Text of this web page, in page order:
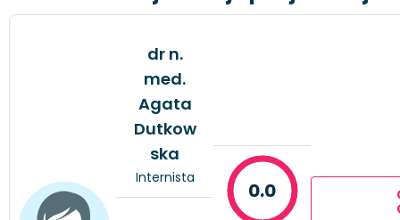
dr n.
med.
Agata
Dutkow
ska
Internista
0.0